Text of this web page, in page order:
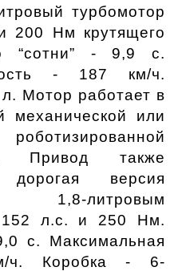
турбомотор
200 Нм крутящего
“сотни” - 9,9 с.
- 187 км/ч.
Мотор работает в
механической или
Привод также
версия
1,8-литровым
152 л.с. и 250 Нм.
с. Максимальная
ч. Коробка - 6-